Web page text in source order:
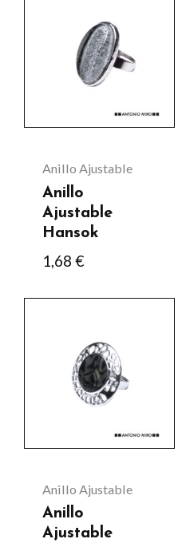
Anillo Ajustable
Anillo
Ajustable
Hansok
1,68 €
Anillo Ajustable
Anillo
Ajustable